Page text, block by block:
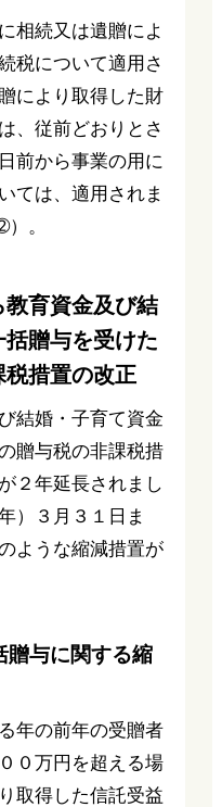
相続又は遺贈によ
税について適用さ
により取得した財
、従前どおりとさ
前から事業の用に
ては、適用されま
。
育資金及び結
贈与を受けた
措置の改正
結婚・子育て資金
贈与税の非課税措
２年延長されまし
）３月３１日ま
ような縮減措置が
贈与に関する縮
年の前年の受贈者
０万円を超える場
取得した信託受益